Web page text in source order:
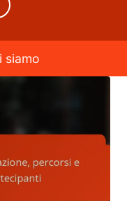
siamo